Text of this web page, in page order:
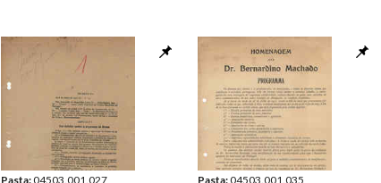
Pasta:04503.001.027
Pasta:04503.001.035